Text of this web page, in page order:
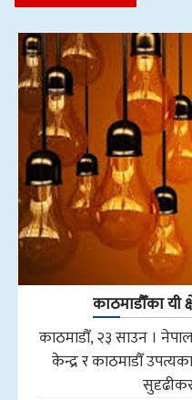
काठमाडौँका यी
काठमाडौँ, २३ साउन । नेपाल
केन्द्र र काठमाडौँ